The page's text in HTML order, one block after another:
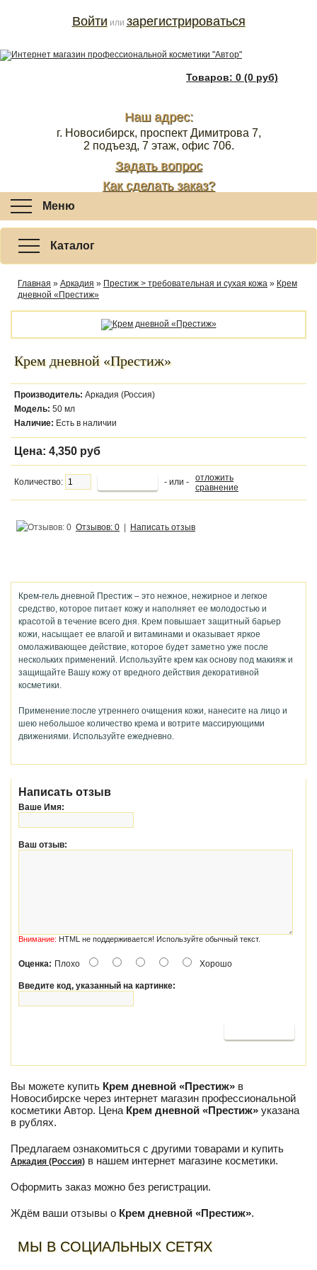
Товаров: 0 (0 руб)
Наш адрес:
г. Новосибирск, проспект Димитрова 7,
2 подъезд, 7 этаж, офис 706.
Задать вопрос
Как сделать заказ?
Войти или зарегистрироваться
Меню
Каталог
Главная » Аркадия » Престиж > требовательная и сухая кожа » Крем
дневной «Престиж»
Крем дневной «Престиж»
Производитель: Аркадия (Россия)
Модель: 50 мл
Наличие: Есть в наличии
Цена: 4,350 руб
Количество: - или -
отложить
сравнение
Отзывов: 0 Написать отзыв
Крем-гель дневной Престиж – это нежное, нежирное и легкое
средство, которое питает кожу и наполняет ее молодостью и
красотой в течение всего дня. Крем повышает защитный барьер
кожи, насыщает ее влагой и витаминами и оказывает яркое
омолаживающее действие, которое будет заметно уже после
нескольких применений. Используйте крем как основу под макияж и
защищайте Вашу кожу от вредного действия декоративной
косметики.
Применение:после утреннего очищения кожи, нанесите на лицо и
шею небольшое количество крема и вотрите массирующими
движениями. Используйте ежедневно.
Написать отзыв
Ваше Имя:
Ваш отзыв:
Внимание: HTML не поддерживается! Используйте обычный текст.
Оценка: Плохо Хорошо
Введите код, указанный на картинке:
Вы можете купить Крем дневной «Престиж» в
Новосибирске через интернет магазин профессиональной
косметики Автор. Цена Крем дневной «Престиж» указана
в рублях.
Предлагаем ознакомиться с другими товарами и купить
Аркадия (Россия) в нашем интернет магазине косметики.
Оформить заказ можно без регистрации.
Ждём ваши отзывы о Крем дневной «Престиж».
МЫ В СОЦИАЛЬНЫХ СЕТЯХ